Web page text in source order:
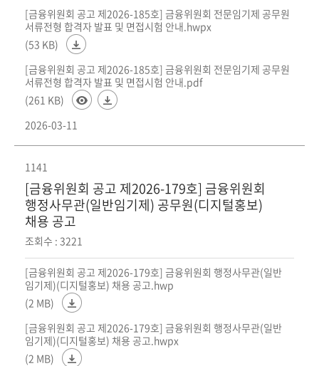
[금융위원회 공고 제2026-185호] 금융위원회 전문임기제 공무원
서류전형 합격자 발표 및 면접시험 안내.hwpx
(53 KB)
[금융위원회 공고 제2026-185호] 금융위원회 전문임기제 공무원
서류전형 합격자 발표 및 면접시험 안내.pdf
(261 KB)
2026-03-11
1141
[금융위원회 공고 제2026-179호] 금융위원회
행정사무관(일반임기제) 공무원(디지털홍보)
채용 공고
조회수 : 3221
[금융위원회 공고 제2026-179호] 금융위원회 행정사무관(일반
임기제)(디지털홍보) 채용 공고.hwp
(2 MB)
[금융위원회 공고 제2026-179호] 금융위원회 행정사무관(일반
임기제)(디지털홍보) 채용 공고.hwpx
(2 MB)